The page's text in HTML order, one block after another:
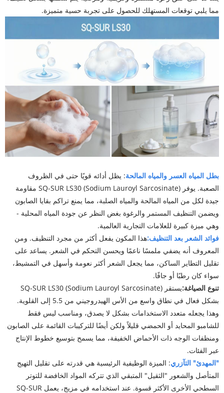
مما يلبي توقعات المستهلك للحصول على تجربة حسية متميزة.
بطل المياه العسر والمياه المالحة: يظل أدائه قويًا حتى في الظروف
الصعبة. يوفر SQ-SUR LS30 (Sodium Lauroyl Sarcosinate) مقاومة
جيدة لكل من المياه المالحة والمياه الصلبة، مما يمنع تراكم بقايا الصابون
ويضمن التنظيف المستمر والرغوة بغض النظر عن جودة المياه المحلية -
وهي ميزة كبيرة للعلامات التجارية العالمية.
فوائد الشعر بعد التنظيف:هذا المكون يفعل أكثر من مجرد التنظيف. ومن
المعروف أنه يضفي ملمسًا ناعمًا ويحسن التحكم في الشعر. يساعد على
تقليل التطاير الساكن، مما يجعل الشعر أكثر نعومة وأسهل في التمشيط،
سواء كان رطبًا أو جافًا.
تنوع الصياغة:
يستقر SQ-SUR LS30 (Sodium Lauroyl Sarcosinate)
بشكل فعال في نطاق واسع من الأس الهيدروجيني من 5.5 إلى القلوية.
وهذا يجعله متعدد الاستخدامات بشكل لا يصدق، ومناسب ليس فقط
للشامبو المحايد أو الحمضي قليلاً ولكن أيضًا للتركيبات القائمة على الصابون
ومنظفات الوجه ذات الأحماض الخفيفة، مما يسمح بتوسيع خطوط الإنتاج
عبر الفئات.
"المهدئ" التآزري: الميزة الوظيفية الرئيسية هي قدرته على تقليل التهيج
المتأصل والشعور "الثقيل" المتبقي الذي تتركه المواد الخافضة للتوتر
السطحي الأخرى الأكثر قسوة. عند استخدامه في مزيج، يعمل SQ-SUR